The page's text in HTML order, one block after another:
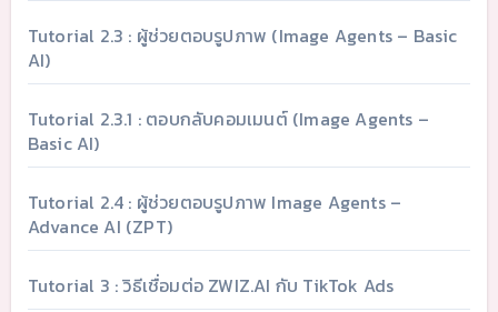
Tutorial 2.3 : ผู้ช่วยตอบรูปภาพ (Image Agents – Basic
AI)
Tutorial 2.3.1 : ตอบกลับคอมเมนต์ (Image Agents –
Basic AI)
Tutorial 2.4 : ผู้ช่วยตอบรูปภาพ Image Agents –
Advance AI (ZPT)
Tutorial 3 : วิธีเชื่อมต่อ ZWIZ.AI กับ TikTok Ads